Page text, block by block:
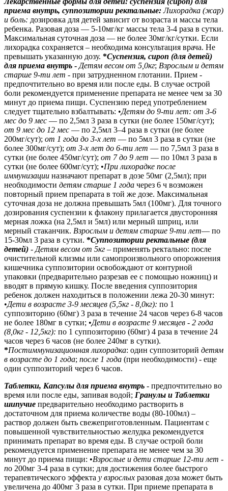
приема внутрь, суппозитории ректальные: Лихорадка (жар)
и боль: дозировка для детей зависит от возраста и массы тела
ребенка. Разовая доза — 5-10мг/кг массы тела 3-4 раза в сутки.
Максимальная суточная доза — не более 30мг/кг/сутки. Если
лихорадка сохраняется – необходима консультация врача. Не
превышать указанную дозу. *Суспензия, сироп (для детей)
для приема внутрь - Детям весом от 5,0кг; Взрослым и детям
старше 9-ти лет - при затрудненном глотании. Прием -
предпочтительно во время или после еды. В случае острой
боли рекомендуется применение препарата не менее чем за 30
минут до приема пищи. Суспензию перед употреблением
следует тщательно взбалтывать: •Детям до 9-ти лет: от 3-6
мес до 9 мес — по 2,5мл 3 раза в сутки (не более 150мг/сут);
от 9 мес до 12 мес — по 2,5мл 3–4 раза в сутки (не более
200мг/сут); от 1 года до 3-х лет — по 5мл 3 раза в сутки (не
более 300мг/сут); от 3-х лет до 6-ти лет — по 7,5мл 3 раза в
сутки (не более 450мг/сут); от 7 до 9 лет — по 10мл 3 раза в
сутки (не более 600мг/сут); •При лихорадке после
иммунизации назначают препарат в дозе 50мг (2,5мл); при
необходимости детям старше 1 года через 6 ч возможен
повторный прием препарата в той же дозе. Максимальная
суточная доза не должна превышать 5мл (100мг). Для точного
дозирования суспензии к флакону прилагается двусторонняя
мерная ложка (на 2,5мл и 5мл) или мерный шприц, или
мерный стаканчик. Взрослым и детям старше 9-ти лет— по
15-30мл 3 раза в сутки. *Суппозитории ректальные (для
детей) - Детям весом от 5кг – применять ректально: после
очистительной клизмы или самопроизвольного опорожнения
кишечника суппозитории освобождают от контурной
упаковки (предварительно разрезав ее с помощью ножниц) и
вводят в прямую кишку. После введения суппозитория
ребенок должен находиться в положении лежа 20-30 минут:
•Дети в возрасте 3-9 месяцев (5,5кг - 8,0кг): по 1
суппозиторию (60мг) 3 раза в течение 24 часов через 6-8 часов
не более 180мг в сутки; •Дети в возрасте 9 месяцев - 2 года
(8,0кг - 12,5кг): по 1 суппозиторию (60мг) 4 раза в течение 24
часов через 6 часов (не более 240мг в сутки).
*Постиммунизационная лихорадка: один суппозиторий детям
в возрасте до 1 года; после 1 года (при необходимости) - еще
один суппозиторий через 6 часов.
Таблетки, Капсулы для приема внутрь - предпочтительно во
время или после еды, запивая водой; Гранулы и Таблетки
шипучие предварительно необходимо растворить в
достаточном для приема количестве воды (80-100мл) –
раствор должен быть свежеприготовленным. Пациентам с
повышенной чувствительностью желудка рекомендуется
принимать препарат во время еды. В случае острой боли
рекомендуется применение препарата не менее чем за 30
минут до приема пищи: •Взрослые и дети старше 12-ти лет -
по 200мг 3-4 раза в сутки; для достижения более быстрого
терапевтического эффекта у взрослых разовая доза может быть
увеличена до 400мг 3 раза в сутки. При приеме препарата в